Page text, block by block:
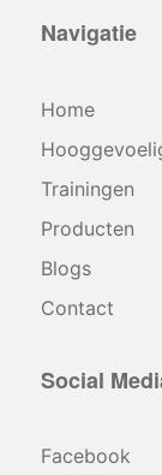
Navigatie
Home
Trainingen
Producten
Blogs
Contact
Social
Facebook